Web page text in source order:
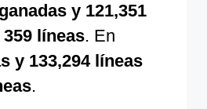
y 121,351
líneas. En
y 133,294 líneas
.